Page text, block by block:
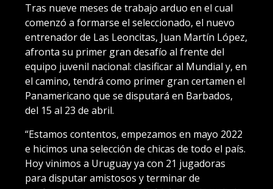
Tras nueve meses de trabajo arduo en el cual
comenzó a formarse el seleccionado, el nuevo
entrenador de Las Leoncitas, Juan Martín López,
afronta su primer gran desafío al frente del
equipo juvenil nacional: clasificar al Mundial y, en
el camino, tendrá como primer gran certamen el
Panamericano que se disputará en Barbados,
del 15 al 23 de abril.
“Estamos contentos, empezamos en mayo 2022
e hicimos una selección de chicas de todo el país.
Hoy vinimos a Uruguay ya con 21 jugadoras
para disputar amistosos y terminar de